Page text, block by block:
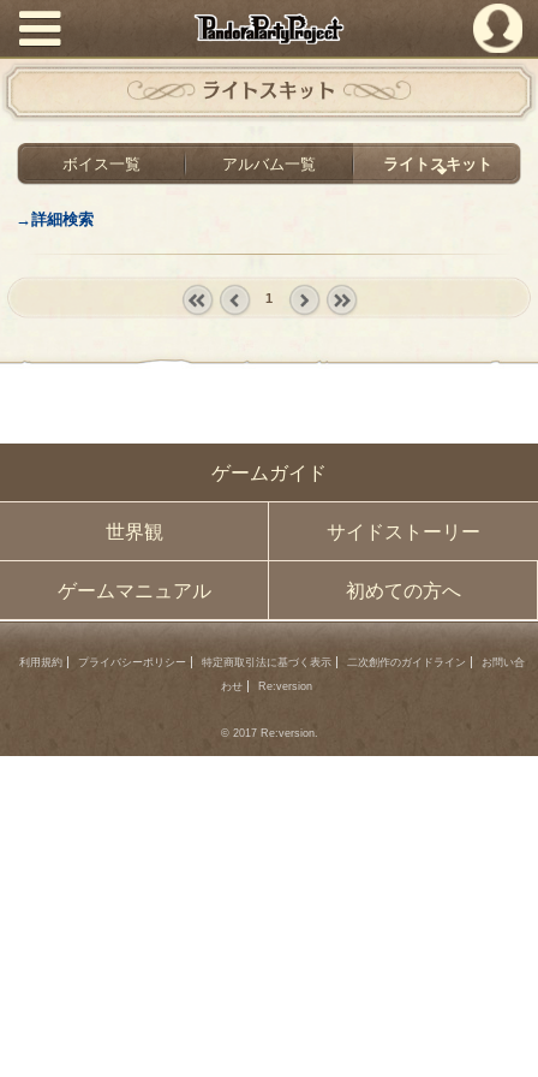
PandoraPartyProject
ゲームガイド
世界観 サイドストーリー
ゲームマニュアル 初めての方へ
ライトスキット
ボイス一覧 アルバム一覧 ライトスキット
→詳細検索
1
利用規約 プライバシーポリシー 特定商取引法に基づく表示 二次創作のガイドライン
お問い合
わせ
Re:version
© 2017 Re:version.